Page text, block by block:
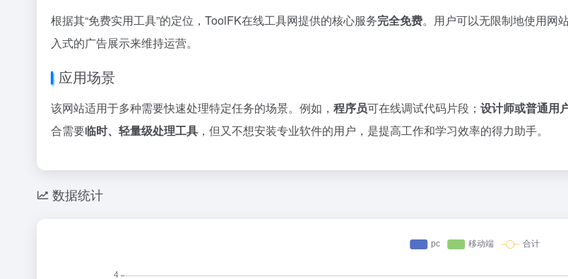
根据其“免费实用工具”的定位，ToolFK在线工具网提供的核心服务完全免费。用户可以无限制地使用网
入式的广告展示来维持运营。
应用场景
该网站适用于多种需要快速处理特定任务的场景。例如， 程序员可在线调试代码片段； 设计师或普通用
合需要临时、轻量级处理工具 ，但又不想安装专业软件的用户，是提高工作和学习效率的得力助手。
数据统计